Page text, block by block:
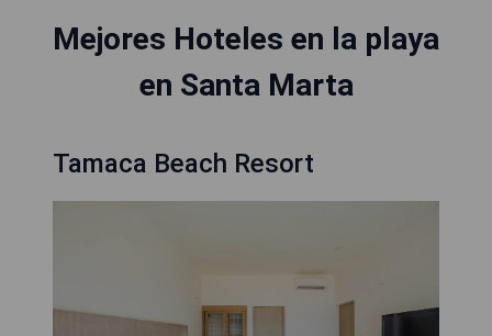
Mejores Hoteles en la playa
en Santa Marta
Tamaca Beach Resort